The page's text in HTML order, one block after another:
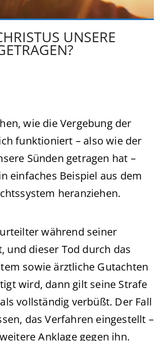
UNSERE
wie die Vergebung der
funktioniert – also wie der
Sünden getragen hat –
einfaches Beispiel aus dem
heranziehen.
während seiner
und dieser Tod durch das
sowie ärztliche Gutachten
wird, dann gilt seine Strafe
vollständig verbüßt. Der Fall
das Verfahren eingestellt –
Anklage gegen ihn.